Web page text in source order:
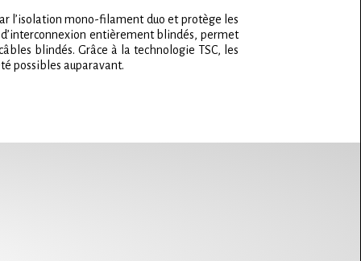
l’isolation mono-filament duo et protège les
entièrement blindés, permet
blindés. Grâce à la technologie TSC, les
possibles auparavant.